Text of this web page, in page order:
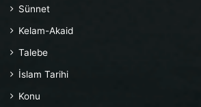
Sünnet
Kelam-Akaid
Talebe
İslam Tarihi
Konu